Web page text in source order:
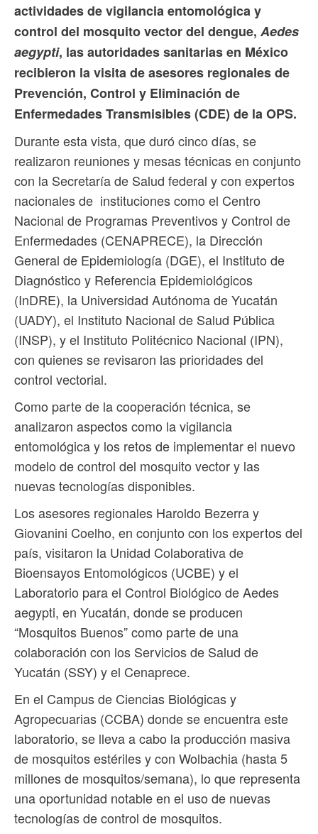
actividades de vigilancia entomológica y
control del mosquito vector del dengue, Aedes
aegypti, las autoridades sanitarias en México
recibieron la visita de asesores regionales de
Prevención, Control y Eliminación de
Enfermedades Transmisibles (CDE) de la OPS.
Durante esta vista, que duró cinco días, se
realizaron reuniones y mesas técnicas en conjunto
con la Secretaría de Salud federal y con expertos
nacionales de instituciones como el Centro
Nacional de Programas Preventivos y Control de
Enfermedades (CENAPRECE), la Dirección
General de Epidemiología (DGE), el Instituto de
Diagnóstico y Referencia Epidemiológicos
(InDRE), la Universidad Autónoma de Yucatán
(UADY), el Instituto Nacional de Salud Pública
(INSP), y el Instituto Politécnico Nacional (IPN),
con quienes se revisaron las prioridades del
control vectorial.
Como parte de la cooperación técnica, se
analizaron aspectos como la vigilancia
entomológica y los retos de implementar el nuevo
modelo de control del mosquito vector y las
nuevas tecnologías disponibles.
Los asesores regionales Haroldo Bezerra y
Giovanini Coelho, en conjunto con los expertos del
país, visitaron la Unidad Colaborativa de
Bioensayos Entomológicos (UCBE) y el
Laboratorio para el Control Biológico de Aedes
aegypti, en Yucatán, donde se producen
“Mosquitos Buenos” como parte de una
colaboración con los Servicios de Salud de
Yucatán (SSY) y el Cenaprece.
En el Campus de Ciencias Biológicas y
Agropecuarias (CCBA) donde se encuentra este
laboratorio, se lleva a cabo la producción masiva
de mosquitos estériles y con Wolbachia (hasta 5
millones de mosquitos/semana), lo que representa
una oportunidad notable en el uso de nuevas
tecnologías de control de mosquitos.